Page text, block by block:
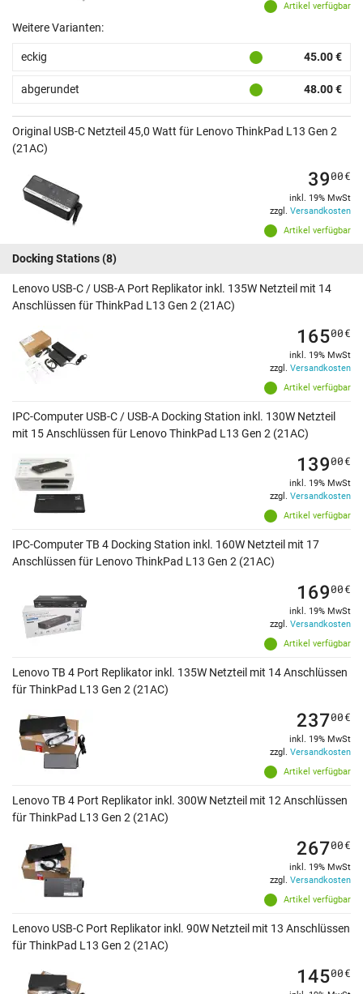
Artikel verfügbar
Weitere Varianten:
eckig 45.00 €
abgerundet 48.00 €
Original USB-C Netzteil 45,0 Watt für Lenovo ThinkPad L13 Gen 2
(21AC)
Artikel verfügbar
3900€
inkl. 19% MwSt
zzgl. Versandkosten
Docking Stations(8)
Lenovo USB-C / USB-A Port Replikator inkl. 135W Netzteil mit 14
Anschlüssen für ThinkPad L13 Gen 2 (21AC)
Artikel verfügbar
16500€
inkl. 19% MwSt
zzgl. Versandkosten
IPC-Computer USB-C / USB-A Docking Station inkl. 130W Netzteil
mit 15 Anschlüssen für Lenovo ThinkPad L13 Gen 2 (21AC)
Artikel verfügbar
13900€
inkl. 19% MwSt
zzgl. Versandkosten
IPC-Computer TB 4 Docking Station inkl. 160W Netzteil mit 17
Anschlüssen für Lenovo ThinkPad L13 Gen 2 (21AC)
Artikel verfügbar
16900€
inkl. 19% MwSt
zzgl. Versandkosten
Lenovo TB 4 Port Replikator inkl. 135W Netzteil mit 14 Anschlüssen
für ThinkPad L13 Gen 2 (21AC)
Artikel verfügbar
23700€
inkl. 19% MwSt
zzgl. Versandkosten
Lenovo TB 4 Port Replikator inkl. 300W Netzteil mit 12 Anschlüssen
für ThinkPad L13 Gen 2 (21AC)
Artikel verfügbar
26700€
inkl. 19% MwSt
zzgl. Versandkosten
Lenovo USB-C Port Replikator inkl. 90W Netzteil mit 13 Anschlüssen
für ThinkPad L13 Gen 2 (21AC)
14500€